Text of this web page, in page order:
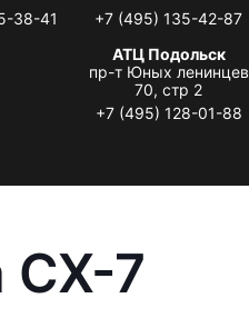
38-41
+7 (495) 135-42-87
АТЦ Подольск
пр-т Юных ленинцев
70, стр 2
+7 (495) 128-01-88
7